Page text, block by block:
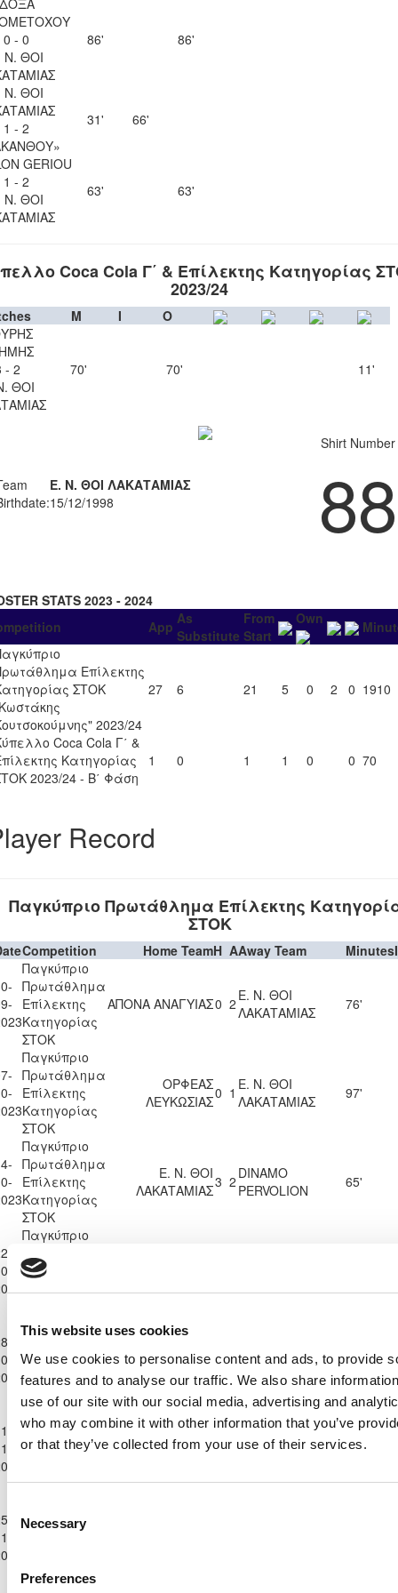
This website uses cookies
We use cookies to personalise content and ads, to provide
features and to analyse our traffic. We also share
use of our site with our social media, advertising and
who may combine it with other information that you’ve
or that they’ve collected from your use of their services.
Selection
Necessary
Preferences
0 - 0
Ν. ΘΟΙ
86' 86'
Ν. ΘΟΙ
1 - 2
31' 66'
GERIOU
1 - 2
Ν. ΘΟΙ
63' 63'
Coca Cola Γ΄ & Επίλεκτης Κατηγορίας
2023/24
M I
O
- 2
ΘΟΙ
70' 70' 11'
Ε. Ν. ΘΟΙ ΛΑΚΑΤΑΜΙΑΣ
15/12/1998
Shirt Number
88
STATS 2023 - 2024
App As
Substitute
From
Start
Own
Επίλεκτης
ΣΤΟΚ
2023/24
27 6 21 5 0 2 0 1910
Coca Cola Γ΄ &
Κατηγορίας
2023/24 - Β΄ Φάση
1 0 1 1 0 0 70
Record
Παγκύπριο Πρωτάθλημα Επίλεκτης
ΣΤΟΚ
Competition Home TeamH AAway Team Minutes
Παγκύπριο
Πρωτάθλημα
Επίλεκτης
Κατηγορίας
ΣΤΟΚ
ΑΠΟΝΑ ΑΝΑΓΥΙΑΣ0 2 Ε. Ν. ΘΟΙ
ΛΑΚΑΤΑΜΙΑΣ
76'
Παγκύπριο
Πρωτάθλημα
Επίλεκτης
Κατηγορίας
ΣΤΟΚ
ΟΡΦΕΑΣ
ΛΕΥΚΩΣΙΑΣ0 1 Ε. Ν. ΘΟΙ
ΛΑΚΑΤΑΜΙΑΣ
97'
Παγκύπριο
Πρωτάθλημα
Επίλεκτης
Κατηγορίας
ΣΤΟΚ
Ε. Ν. ΘΟΙ
ΛΑΚΑΤΑΜΙΑΣ3 2 DINAMO
PERVOLION
65'
Παγκύπριο
Επίλεκτης
Παγκύπριο
Πρωτάθλημα
Επίλεκτης
Κατηγορίας
Ε. Ν. ΘΟΙ
ΛΑΚΑΤΑΜΙΑΣ 0 2 F.C. LEIVADIA
2022
48'
Παγκύπριο
Πρωτάθλημα
Επίλεκτης
ΣΤΟΚ
Ε. Ν. ΘΟΙ
ΛΑΚΑΤΑΜΙΑΣ 1 1 ELPIDA
95'
Πρωτάθλημα
Επίλεκτης
ΣΤΟΚ